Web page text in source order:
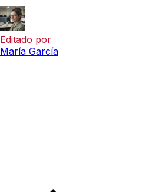
Editado por
María García